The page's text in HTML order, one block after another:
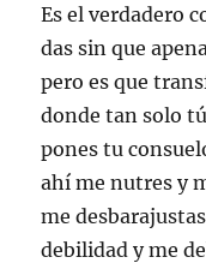
Es el verdadero
das sin que
pero es que
donde tan solo
pones tu
ahí me nutres y
me
debilidad y me